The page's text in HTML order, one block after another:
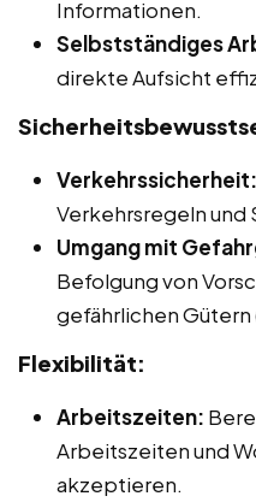
Informationen.
Selbstständiges
direkte Aufsicht
Verkehrssicherheit:
Verkehrsregeln
Umgang mit
Befolgung von
gefährlichen Gütern
Flexibilität:
Arbeitszeiten:
Arbeitszeiten und
akzeptieren.